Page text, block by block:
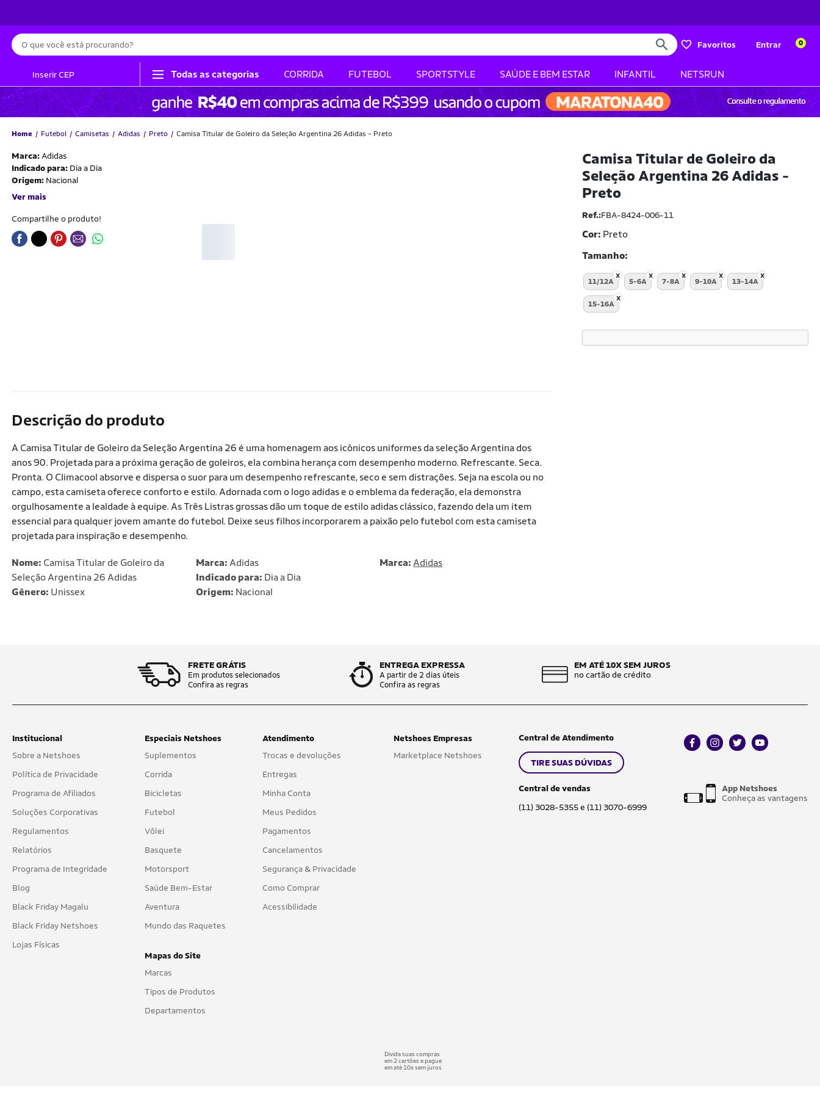
Busca
Favoritos Entrar 0
Inserir CEP Todas as categorias CORRIDA FUTEBOL SPORTSTYLE SAÚDE E BEM ESTAR INFANTIL NETSRUN
Home Futebol Camisetas Adidas Preto Camisa Titular de Goleiro da Seleção Argentina 26 Adidas - Preto
Marca: Adidas
Indicado para: Dia a Dia
Origem: Nacional
Ver mais
Compartilhe o produto!
Camisa Titular de Goleiro da
Seleção Argentina 26 Adidas -
Preto
Ref.:FBA-8424-006-11
Cor: Preto
Tamanho
11/12A 5-6A 7-8A 9-10A 13-14A
15-16A
Descrição do produto
A Camisa Titular de Goleiro da Seleção Argentina 26 é uma homenagem aos icônicos uniformes da seleção Argentina dos
anos 90. Projetada para a próxima geração de goleiros, ela combina herança com desempenho moderno. Refrescante. Seca.
Pronta. O Climacool absorve e dispersa o suor para um desempenho refrescante, seco e sem distrações. Seja na escola ou no
campo, esta camiseta oferece conforto e estilo. Adornada com o logo adidas e o emblema da federação, ela demonstra
orgulhosamente a lealdade à equipe. As Três Listras grossas dão um toque de estilo adidas clássico, fazendo dela um item
essencial para qualquer jovem amante do futebol. Deixe seus filhos incorporarem a paixão pelo futebol com esta camiseta
projetada para inspiração e desempenho.
Nome: Camisa Titular de Goleiro da
Seleção Argentina 26 Adidas
Gênero: Unissex
Marca: Adidas
Indicado para: Dia a Dia
Origem: Nacional
Marca:Adidas
FRETE GRÁTIS
Em produtos selecionados
Confira as regras
ENTREGA EXPRESSA
A partir de 2 dias úteis
Confira as regras
EM ATÉ 10X SEM JUROS
no cartão de crédito
Institucional
Sobre a Netshoes
Política de Privacidade
Programa de Afiliados
Soluções Corporativas
Regulamentos
Relatórios
Programa de Integridade
Blog
Black Friday Magalu
Black Friday Netshoes
Lojas Físicas
Especiais Netshoes
Suplementos
Corrida
Bicicletas
Futebol
Vôlei
Basquete
Motorsport
Saúde Bem-Estar
Aventura
Mundo das Raquetes
Mapas do Site
Marcas
Tipos de Produtos
Departamentos
Atendimento
Trocas e devoluções
Entregas
Minha Conta
Meus Pedidos
Pagamentos
Cancelamentos
Segurança & Privacidade
Como Comprar
Acessibilidade
Netshoes Empresas
Marketplace Netshoes
Central de Atendimento
TIRE SUAS DÚVIDAS
Central de vendas
(11) 3028-5355 e (11) 3070-6999
facebookinstagram
twitteryoutube
App Netshoes
Conheça as vantagens
Divida suas compras
em 2 cartões e pague
em até 10x sem juros